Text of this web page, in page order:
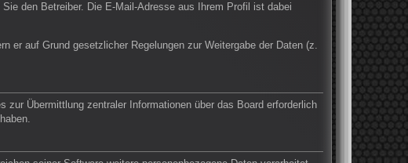
den Betreiber. Die E-Mail-Adresse aus Ihrem Profil ist dabei
er auf Grund gesetzlicher Regelungen zur Weitergabe der Daten (z.
Übermittlung zentraler Informationen über das Board erforderlich